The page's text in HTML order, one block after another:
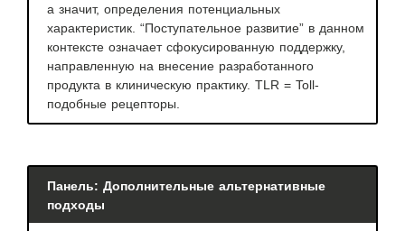
а значит, определения потенциальных
характеристик. “Поступательное развитие” в данном
контексте означает сфокусированную поддержку,
направленную на внесение разработанного
продукта в клиническую практику. TLR = Toll-
подобные рецепторы.
Панель: Дополнительные альтернативные
подходы